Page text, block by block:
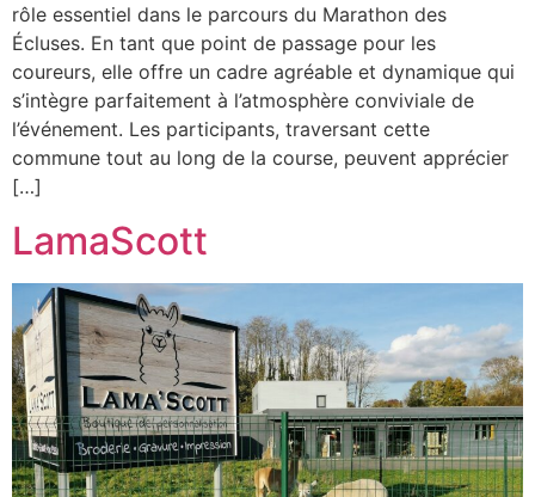
rôle essentiel dans le parcours du Marathon des
Écluses. En tant que point de passage pour les
coureurs, elle offre un cadre agréable et dynamique qui
s’intègre parfaitement à l’atmosphère conviviale de
l’événement. Les participants, traversant cette
commune tout au long de la course, peuvent apprécier
[…]
LamaScott